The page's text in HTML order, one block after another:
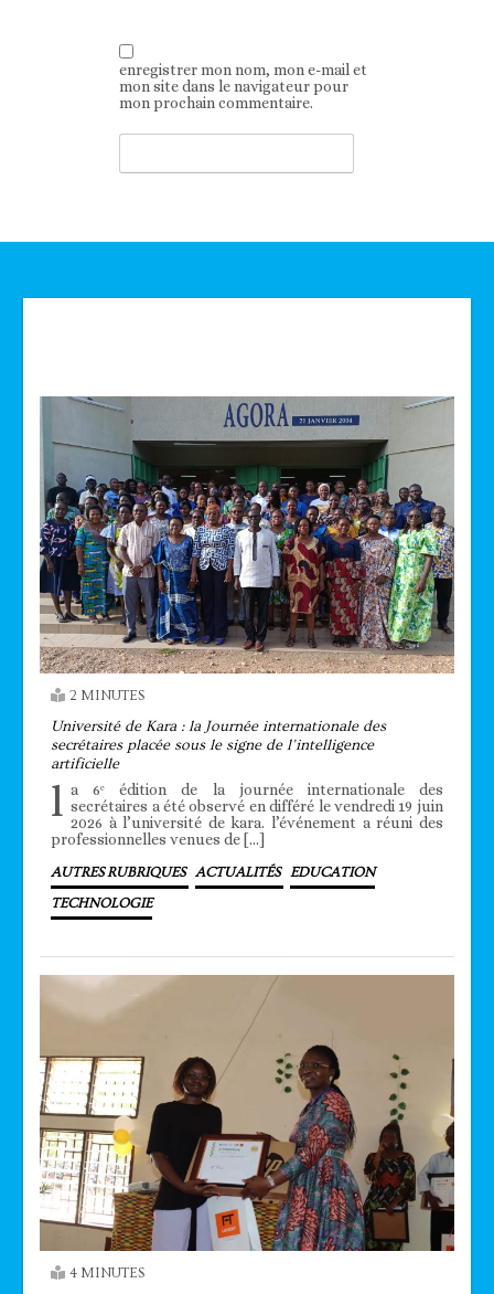
enregistrer mon nom, mon e-mail et
mon site dans le navigateur pour
mon prochain commentaire.
2 MINUTES
Université de Kara : la Journée internationale des
secrétaires placée sous le signe de l’intelligence
artificielle
l a 6ᵉ édition de la journée internationale des
secrétaires a été observé en différé le vendredi 19 juin
2026 à l’université de kara. l’événement a réuni des
professionnelles venues de […]
AUTRES RUBRIQUES ACTUALITÉS EDUCATION
TECHNOLOGIE
4 MINUTES